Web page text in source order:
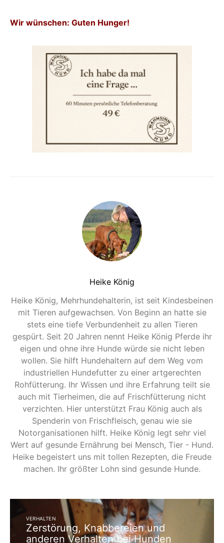
Wir wünschen: Guten Hunger!
Heike König
Heike König, Mehrhundehalterin, ist seit Kindesbeinen
mit Tieren aufgewachsen. Von Beginn an hatte sie
stets eine tiefe Verbundenheit zu allen Tieren
gespürt. Seit 20 Jahren nennt Heike König Pferde ihr
eigen und ohne ihre Hunde würde sie nicht leben
wollen. Sie hilft Hundehaltern auf dem Weg vom
industriellen Hundefutter zu einer artgerechten
Rohfütterung. Ihr Wissen und ihre Erfahrung teilt sie
auch mit Tierheimen, die auf Frischfütterung nicht
verzichten. Hier unterstützt Frau König auch als
Spenderin von Frischfleisch, genau wie sie
Notorganisationen hilft. Heike König legt sehr viel
Wert auf gesunde Ernährung bei Mensch, Tier - Hund.
Heike begeistert uns mit tollen Rezepten, die Freude
machen. Ihr größter Lohn sind gesunde Hunde.
VERHALTEN
Zerstörung, Knabbereien und
anderen Verhalten bei Hunden